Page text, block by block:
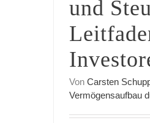
und
Von Carsten
Vermögensaufbau